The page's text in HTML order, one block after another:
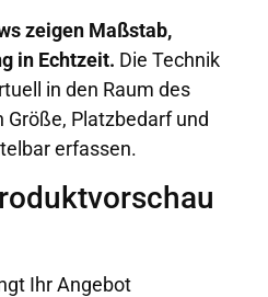
zeigen Maßstab,
in Echtzeit. Die Technik
in den Raum des
Größe, Platzbedarf und
erfassen.
Ihr Angebot